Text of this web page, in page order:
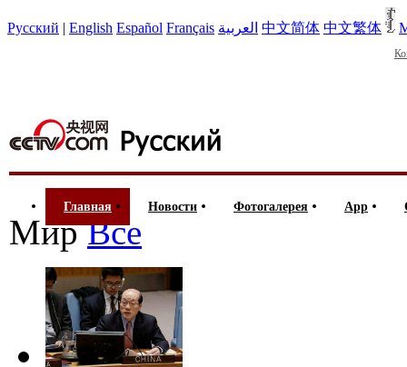
Русский | English Español Français العربية 中文简体 中文繁体
Главная Новости Фотогалерея App
Мир Все